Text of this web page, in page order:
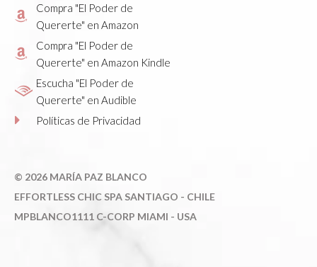
Compra "El Poder de
Quererte" en Amazon
Compra "El Poder de
Quererte" en Amazon Kindle
Escucha "El Poder de
Quererte" en Audible
Políticas de Privacidad
© 2026 MARÍA PAZ BLANCO
EFFORTLESS CHIC SPA SANTIAGO - CHILE
MPBLANCO1111 C-CORP MIAMI - USA